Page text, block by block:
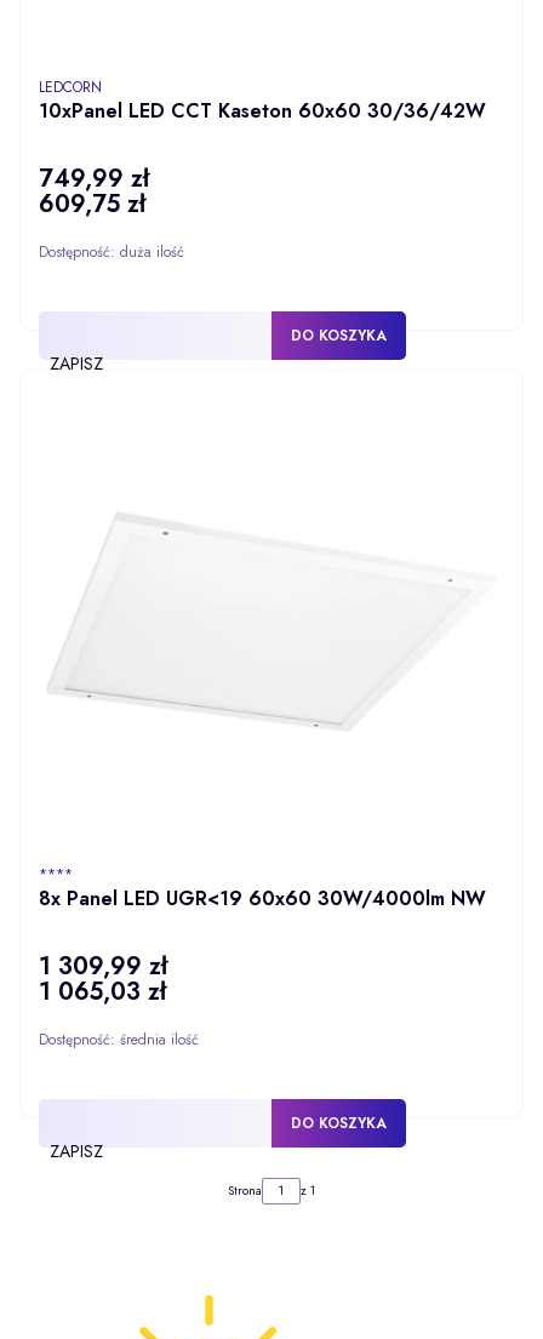
10xPanel LED CCT Kaseton 60x60 30/36/42W
PRODUCENT
LEDCORN
Cena
749,99 zł
Cena
609,75 zł
Dostępność: duża ilość
ZAPISZ
DO KOSZYKA
8x Panel LED UGR<19 60x60 30W/4000lm NW
PRODUCENT
****
Cena
1 309,99 zł
Cena
1 065,03 zł
Dostępność: średnia ilość
ZAPISZ
DO KOSZYKA
Strona z 1